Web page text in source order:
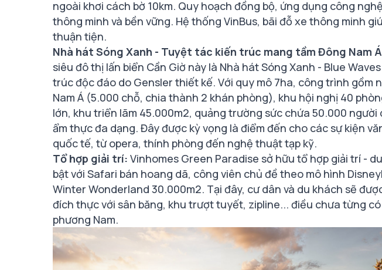
ngoài khơi cách bờ 10km. Quy hoạch đồng bộ, ứng dụng công
thông minh và bền vững. Hệ thống VinBus, bãi đỗ xe thông minh
thuận tiện.
Nhà hát Sóng Xanh - Tuyệt tác kiến trúc mang tầm Đông Nam
siêu đô thị lấn biển Cần Giờ này là Nhà hát Sóng Xanh - Blue
trúc độc đáo do Gensler thiết kế. Với quy mô 7ha, công trình gồm
Nam Á (5.000 chỗ, chia thành 2 khán phòng), khu hội nghị 40
lớn, khu triển lãm 45.000m2, quảng trường sức chứa 50.000 người
ẩm thực đa dạng. Đây được kỳ vọng là điểm đến cho các sự kiện
quốc tế, từ opera, thính phòng đến nghệ thuật tạp kỹ.
Tổ hợp giải trí: Vinhomes Green Paradise sở hữu tổ hợp giải trí -
bật với Safari bán hoang dã, công viên chủ đề theo mô hình
Winter Wonderland 30.000m2. Tại đây, cư dân và du khách sẽ
đích thực với sân băng, khu trượt tuyết, zipline... điều chưa từng
phương Nam.